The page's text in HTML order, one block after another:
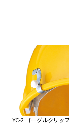
YC-2 ゴーグルクリッ